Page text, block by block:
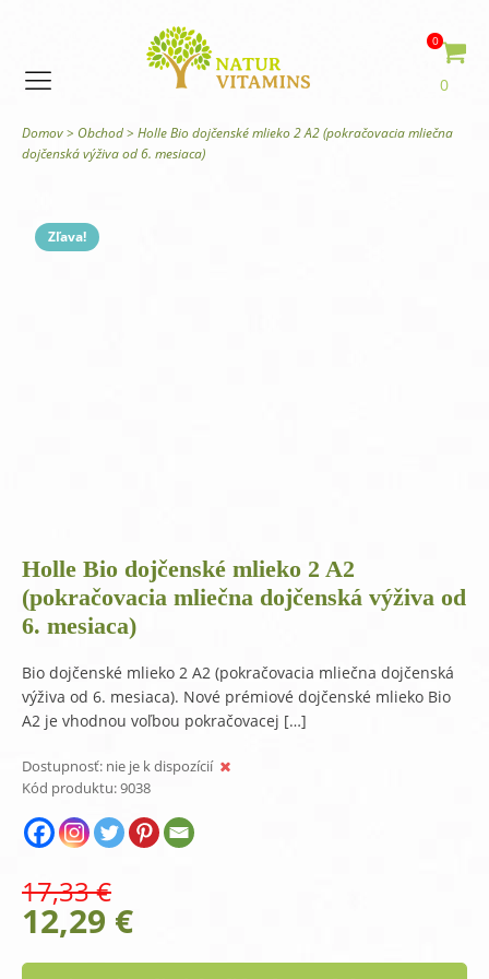
0
0
Domov> Obchod> Holle Bio dojčenské mlieko 2 A2 (pokračovacia mliečna
dojčenská výživa od 6. mesiaca)
Zľava!
Holle Bio dojčenské mlieko 2 A2
(pokračovacia mliečna dojčenská výživa od
6. mesiaca)
Bio dojčenské mlieko 2 A2 (pokračovacia mliečna dojčenská
výživa od 6. mesiaca). Nové prémiové dojčenské mlieko Bio
A2 je vhodnou voľbou pokračovacej […]
Dostupnosť: nie je k dispozícií
Kód produktu:9038
17,33€
Original
price
12,29 €Current
price